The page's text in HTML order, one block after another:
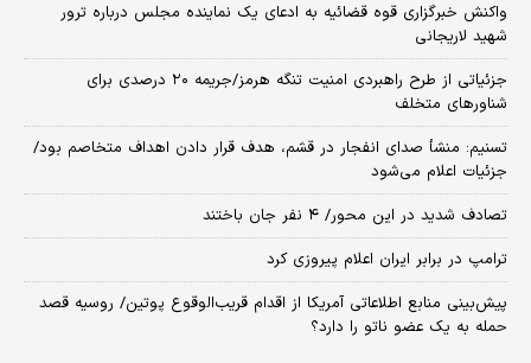
واکنش خبرگزاری قوه قضائیه به ادعای یک نماینده مجلس درباره ترور
شهید لاریجانی
جزئیاتی از طرح راهبردی امنیت تنگه هرمز/جریمه ۲۰ درصدی برای
شناورهای متخلف
تسنیم: منشأ صدای انفجار در قشم، هدف قرار دادن اهداف متخاصم بود/
جزئیات اعلام می‌شود
تصادف شدید در این محور/ ۴ نفر جان باختند
ترامپ در برابر ایران اعلام پیروزی کرد
پیش‌بینی منابع اطلاعاتی آمریکا از اقدام قریب‌الوقوع پوتین/ روسیه قصد
حمله به یک عضو ناتو را دارد؟